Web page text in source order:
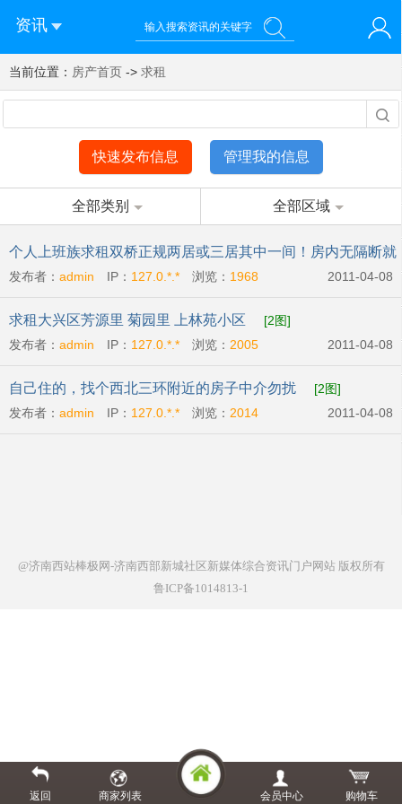
资讯
您好！欢迎来到济南西站棒极网-济南西部新城社区新媒体综
合资讯门户网站
登录 注册 微信快速登录
当前位置： 房产首页 -> 求租
快速发布信息 管理我的信息
全部类别 全部区域
个人上班族求租双桥正规两居或三居其中一间！房内无隔断就
行
[2图]
发布者： admin IP： 127.0.*.* 浏览： 1968 2011-04-08
求租大兴区芳源里 菊园里 上林苑小区
[2图]
发布者： admin IP： 127.0.*.* 浏览： 2005 2011-04-08
自己住的，找个西北三环附近的房子中介勿扰
[2图]
发布者： admin IP： 127.0.*.* 浏览： 2014 2011-04-08
@济南西站棒极网-济南西部新城社区新媒体综合资讯门户网站版权所有
鲁ICP备1014813-1
返回 商家列表 会员中心 购物车